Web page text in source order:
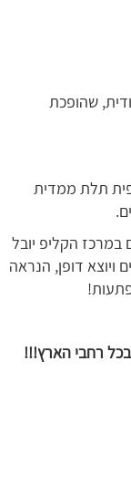
שהופכת
תלת ממדית
במרכז הקליפ יובל
ויוצא דופן, הנראה